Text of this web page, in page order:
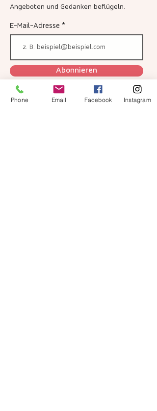
Angeboten und Gedanken beflügeln.
E-Mail-Adresse
Abonnieren
Phone Email Facebook Instagram